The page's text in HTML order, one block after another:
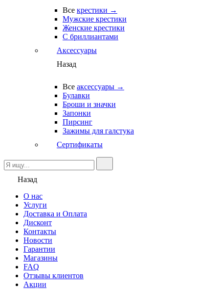
Все крестики →
Мужские крестики
Женские крестики
С бриллиантами
Аксессуары
Назад
Все аксессуары →
Булавки
Броши и значки
Запонки
Пирсинг
Зажимы для галстука
Сертификаты
Назад
О нас
Услуги
Доставка и Оплата
Дисконт
Контакты
Новости
Гарантии
Магазины
FAQ
Отзывы клиентов
Акции